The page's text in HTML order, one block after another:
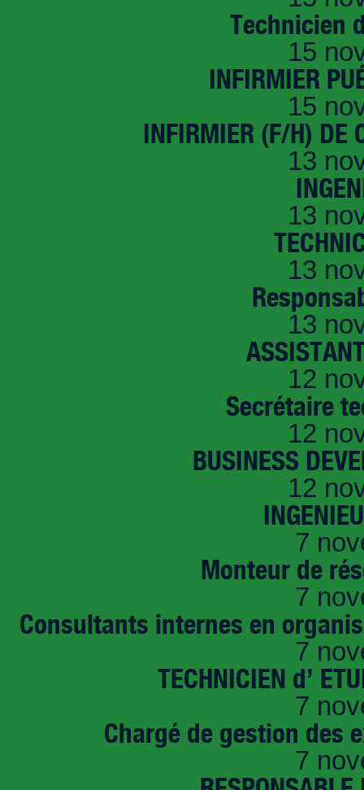
Technicien
15
INFIRMIER
15
INFIRMIER (F/H) DE
13
13
13
13
12
Secrétaire
12
BUSINESS
12
7
Monteur de
7
Consultants internes en
7
TECHNICIEN d’
7
Chargé de gestion des
7